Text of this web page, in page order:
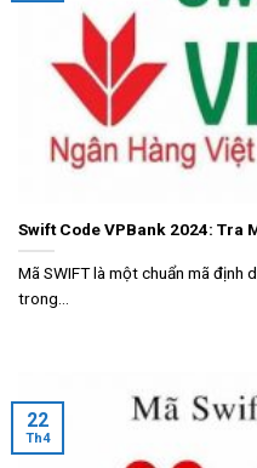
Swift Code VPBank 2024: Tra
Mã SWIFT là một chuẩn mã định
trong...
22
Th4